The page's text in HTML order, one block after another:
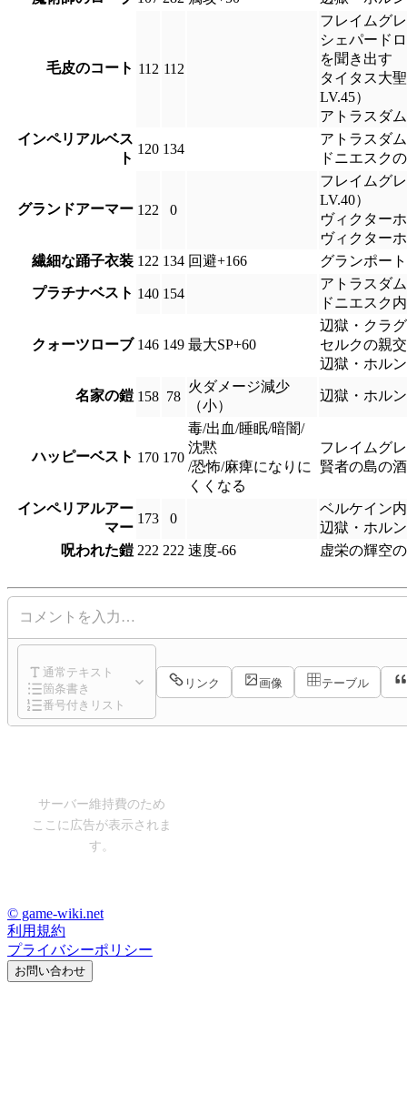
毛皮のコート 112 112
フレイムグ
シェパード
を聞き出す
タイタス大
LV.45）
アトラスダ
インペリアルベス
ト
120 134
アトラスダ
ドニエスク
グランドアーマー 122 0
フレイムグ
LV.40）
ヴィクター
ヴィクター
繊細な踊子衣装 122 134 回避+166 グランポー
プラチナベスト 140 154
アトラスダ
ドニエスク
クォーツローブ 146 149 最大SP+60
辺獄・クラ
セルクの親
辺獄・ホル
名家の鎧 158 78
火ダメージ減少
（小）
辺獄・ホル
ハッピーベスト 170 170
毒/出血/睡眠/暗闇/
沈黙
/恐怖/麻痺になりに
くくなる
フレイムグ
賢者の島の
インペリアルアー
マー
173 0
ベルケイン
辺獄・ホル
呪われた鎧 222 222 速度-66 虚栄の輝空
コメントを入力…
通常テキスト
箇条書き
番号付きリスト
リンク 画像 テーブル
サーバー維持費のため
ここに広告が表示されま
す。
© game-wiki.net
利用規約
プライバシーポリシー
お問い合わせ